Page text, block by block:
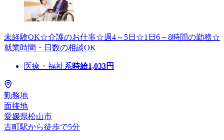
未経験OK☆介護のお仕事☆週4～5日☆1日6～8時間の勤務☆
就業時間・日数の相談OK
医療・福祉系時給1,033円
勤務地
面接地
愛媛県松山市
古町駅から徒歩で5分